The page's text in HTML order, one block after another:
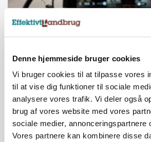
Denne hjemmeside bruger cookies
Vi bruger cookies til at tilpasse vores
til at vise dig funktioner til sociale
analysere vores trafik. Vi deler også
brug af vores website med vores
sociale medier, annonceringspartnere
Vores partnere kan kombinere disse
BUSINESS
Ejer eller medejer? Nyt tv-
MARKED
Russisk mælkepris dykker 23
Loading...